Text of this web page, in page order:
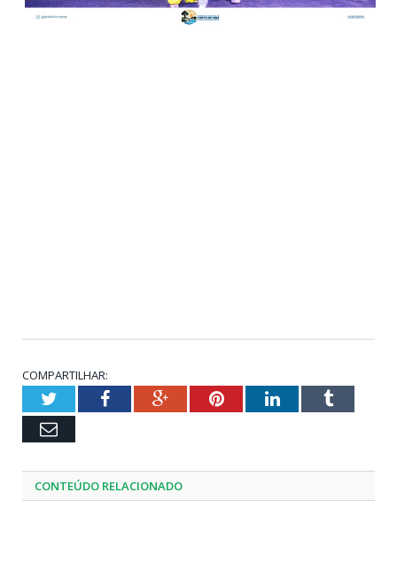
COMPARTILHAR:
TwitterFacebookGoogle+PinterestLinkedInTumblr
Email
CONTEÚDO RELACIONADO